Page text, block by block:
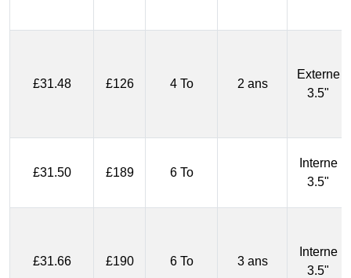
£31.48 £126 4 To 2 ans
Externe
3.5"
£31.50 £189 6 To
Interne
3.5"
£31.66 £190 6 To 3 ans
Interne
3.5"